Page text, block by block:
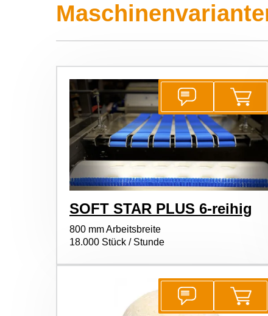
SOFT STAR PLUS 6-reihig
800 mm Arbeitsbreite
18.000 Stück / Stunde